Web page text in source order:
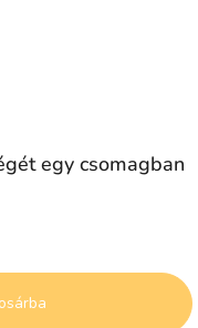
egy csomagban